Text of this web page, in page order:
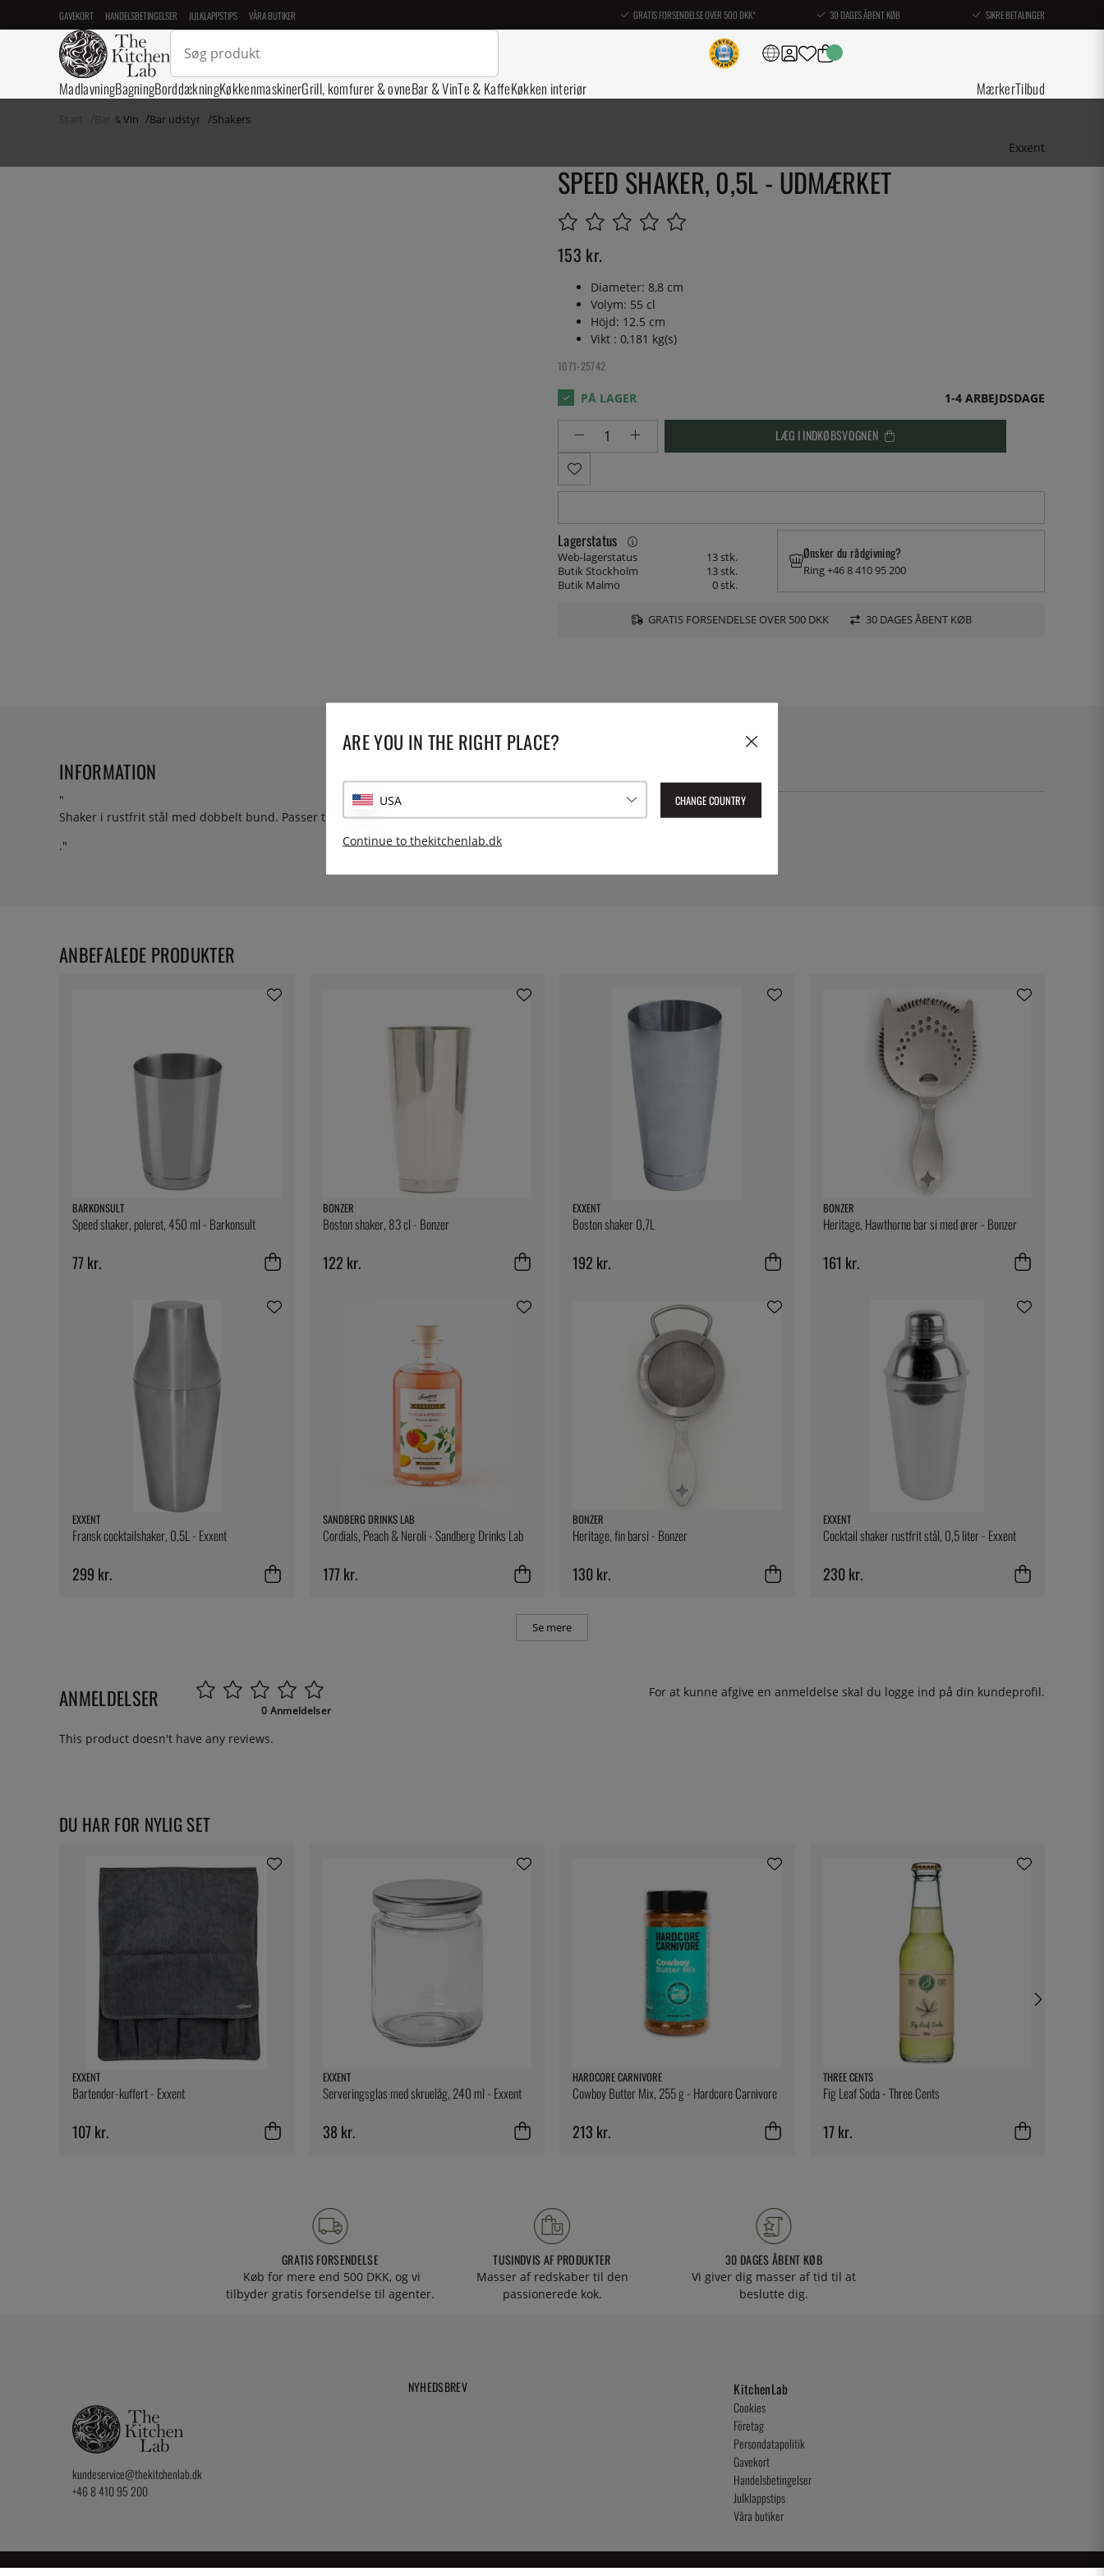
GAVEKORT HANDELSBETINGELSER JULKLAPPSTIPS VÅRA BUTIKER GRATIS FORSENDELSE OVER 500 DKK* 30 DAGES ÅBENT KØB SIKRE BETALINGER
MadlavningBagningBorddækningKøkkenmaskinerGrill, komfurer & ovneBar & VinTe & KaffeKøkken interiør MærkerTilbud
Start Bar & Vin Bar udstyr Shakers
Exxent
SPEED SHAKER, 0,5L - UDMÆRKET
153 kr.
Diameter: 8,8 cm
Volym: 55 cl
Höjd: 12.5 cm
Vikt : 0,181 kg(s)
1071-25742
1-4 ARBEJDSDAGE
LÆG I INDKØBSVOGNEN
Lagerstatus
Web-lagerstatus
13 stk.
Butik Stockholm
13 stk.
Butik Malmö
0 stk.
Ønsker du rådgivning?
Ring +46 8 410 95 200
GRATIS FORSENDELSE OVER 500 DKK 30 DAGES ÅBENT KØB
INFORMATION
"
Shaker i rustfrit stål med dobbelt bund. Passer til
Boston Shaker 0.7L
."
Leverings artikelnummer:37687
BARKONSULT
Speed shaker, poleret, 450 ml - Barkonsult
77 kr.
BONZER
Boston shaker, 83 cl - Bonzer
122 kr.
EXXENT
Boston shaker 0,7L
192 kr.
BONZER
Heritage, Hawthorne bar si med ører - Bonzer
161 kr.
EXXENT
Fransk cocktailshaker, 0,5L - Exxent
299 kr.
SANDBERG DRINKS LAB
Cordials, Peach & Neroli - Sandberg Drinks Lab
177 kr.
BONZER
Heritage, fin barsi - Bonzer
130 kr.
EXXENT
Cocktail shaker rustfrit stål, 0,5 liter - Exxent
230 kr.
Se mere
ANBEFALEDE PRODUKTER
ANMELDELSER 0 Anmeldelser
For at kunne afgive en anmeldelse skal du logge ind på din kundeprofil.
This product doesn't have any reviews.
DU HAR FOR NYLIG SET
EXXENT
Bartender-kuffert - Exxent
107 kr.
EXXENT
Serveringsglas med skruelåg, 240 ml - Exxent
38 kr.
HARDCORE CARNIVORE
Cowboy Butter Mix, 255 g - Hardcore Carnivore
213 kr.
THREE CENTS
Fig Leaf Soda - Three Cents
17 kr.
GRATIS FORSENDELSE
Køb for mere end 500 DKK, og vi
tilbyder gratis forsendelse til agenter.
TUSINDVIS AF PRODUKTER
Masser af redskaber til den
passionerede kok.
30 DAGES ÅBENT KØB
Vi giver dig masser af tid til at
beslutte dig.
kundeservice@thekitchenlab.dk
+46 8 410 95 200
NYHEDSBREV KitchenLab
Cookies
Företag
Persondatapolitik
Gavekort
Handelsbetingelser
Julklappstips
Våra butiker
ARE YOU IN THE RIGHT PLACE?
USA CHANGE COUNTRY
Continue to thekitchenlab.dk